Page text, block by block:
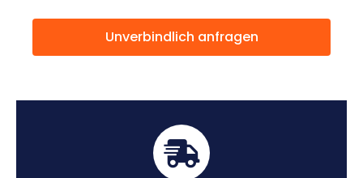
Unverbindlich anfragen